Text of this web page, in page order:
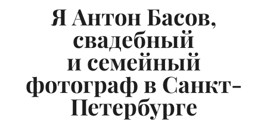
Я Антон Басов,
свадебный
и семейный
фотограф в Санкт-
Петербурге